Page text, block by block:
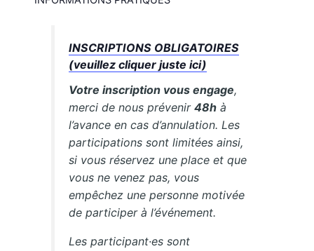
INSCRIPTIONS OBLIGATOIRES
(veuillez cliquer juste ici)
Votre inscription vous engage,
merci de nous prévenir48h à
l’avance en cas d’annulation. Les
participations sont limitées ainsi,
si vous réservez une place et que
vous ne venez pas, vous
empêchez une personne motivée
de participer à l’événement.
Les participant·es sont